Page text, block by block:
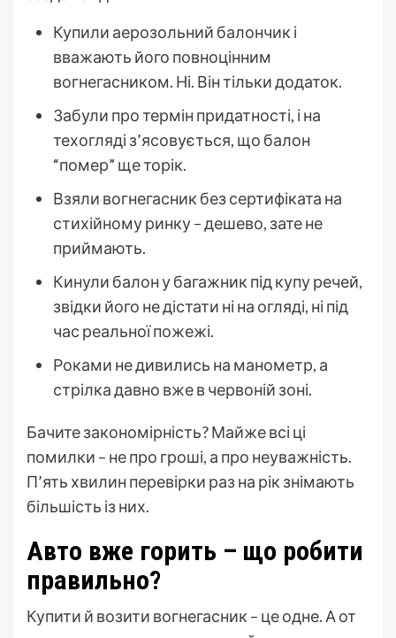
Купили аерозольний балончик і
вважають його повноцінним
вогнегасником. Ні. Він тільки додаток.
Забули про термін придатності, і на
техогляді з’ясовується, що балон
“помер” ще торік.
Взяли вогнегасник без сертифіката на
стихійному ринку – дешево, зате не
приймають.
Кинули балон у багажник під купу речей,
звідки його не дістати ні на огляді, ні під
час реальної пожежі.
Роками не дивились на манометр, а
стрілка давно вже в червоній зоні.
Бачите закономірність? Майже всі ці
помилки – не про гроші, а про неуважність.
П’ять хвилин перевірки раз на рік знімають
більшість із них.
Авто вже горить – що робити
правильно?
Купити й возити вогнегасник – це одне. А от